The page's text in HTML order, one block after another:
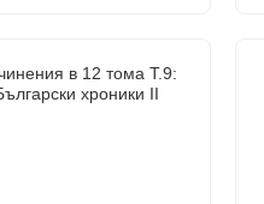
в 12 тома Т.9:
хроники II